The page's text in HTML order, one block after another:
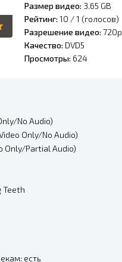
Размер видео: 3.65 GB
Рейтинг: 10 /1 (голосов)
Разрешение видео: 720p
Качество: DVD5
Просмотры: 624
No Audio)
Only/No Audio)
Only/Partial Audio)
Teeth
есть